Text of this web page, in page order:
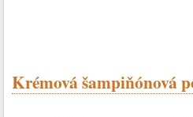
Krémová šampiňónová